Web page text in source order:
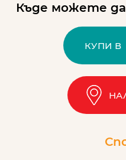
Къде можете
КУПИ В